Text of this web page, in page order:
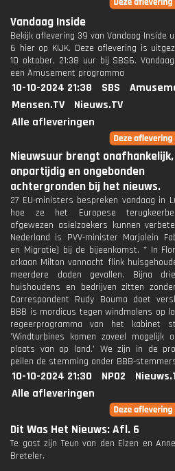
Vandaag Inside
Bekijk aflevering 39 van Vandaag Inside
6 hier op KIJK. Deze aflevering is
10 oktober, 21:38 uur bij SBS6.
een Amusement programma
10-10-2024 21:38 SBS
Mensen.TV
Nieuws.TV
Alle afleveringen
Nieuwsuur brengt onafhankelijk,
onpartijdig en ongebonden
achtergronden bij het nieuws.
27 EU-ministers bespreken vandaag in
hoe ze het Europese
afgewezen asielzoekers kunnen
Nederland is PVV-minister Marjolein
en Migratie) bij de bijeenkomst. * In
orkaan Milton vannacht flink
meerdere doden gevallen. Bijna
huishoudens en bedrijven zitten
Correspondent Rudy Bouma doet
BBB is mordicus tegen windmolens op
regeerprogramma van het kabinet
'Windturbines komen zoveel mogelijk
plaats van op land.' We zijn in de
peilen de stemming onder BBB-
10-10-2024 21:30 NPO2
Alle afleveringen
Dit Was Het Nieuws: Afl. 6
Te gast zijn Teun van den Elzen en
Breteler.